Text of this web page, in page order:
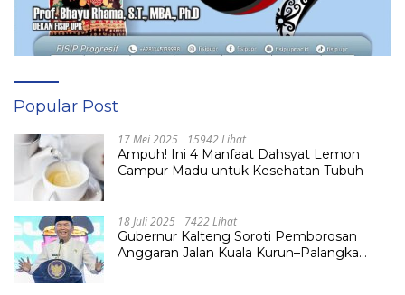
Popular Post
17 Mei 2025 15942 Lihat
Ampuh! Ini 4 Manfaat Dahsyat Lemon
Campur Madu untuk Kesehatan Tubuh
18 Juli 2025 7422 Lihat
Gubernur Kalteng Soroti Pemborosan
Anggaran Jalan Kuala Kurun–Palangka